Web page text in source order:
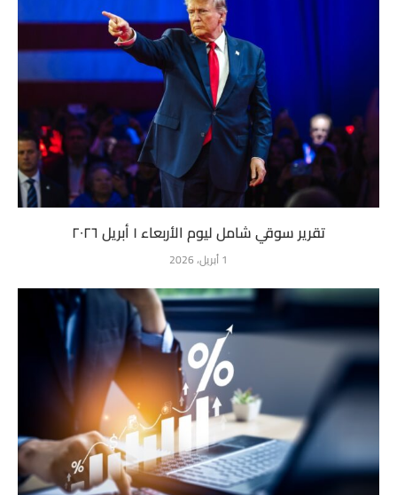
تقرير سوقي شامل ليوم الأربعاء ١ أبريل ٢٠٢٦
1 أبريل، 2026